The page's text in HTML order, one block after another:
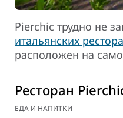
Pierchic трудно не
итальянских
расположен на
Ресторан
ЕДА И НАПИТКИ